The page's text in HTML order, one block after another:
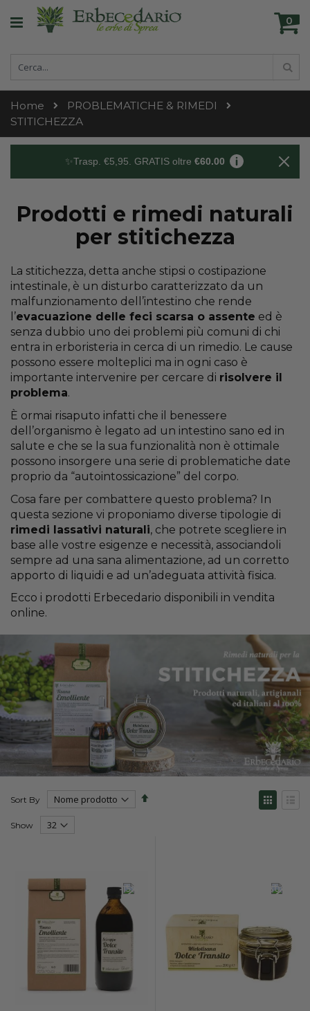
to
Content
0
Home
PROBLEMATICHE & RIMEDI
STITICHEZZA
✨Trasp. €5,95. GRATIS oltre €60.00
Prodotti e rimedi naturali
per stitichezza
La stitichezza, detta anche stipsi o costipazione
intestinale, è un disturbo caratterizzato da un
malfunzionamento dell’intestino che rende
l’evacuazione delle feci scarsa o assente ed è
senza dubbio uno dei problemi più comuni di chi
entra in erboristeria in cerca di un rimedio. Le cause
possono essere molteplici ma in ogni caso è
importante intervenire per cercare di risolvere il
problema.
È ormai risaputo infatti che il benessere
dell’organismo è legato ad un intestino sano ed in
salute e che se la sua funzionalità non è ottimale
possono insorgere una serie di problematiche date
proprio da “autointossicazione” del corpo.
Cosa fare per combattere questo problema? In
questa sezione vi proponiamo diverse tipologie di
rimedi lassativi naturali, che potrete scegliere in
base alle vostre esigenze e necessità, associandoli
sempre ad una sana alimentazione, ad un corretto
apporto di liquidi e ad un’adeguata attività fisica.
Ecco i prodotti Erbecedario disponibili in vendita
online.
Sort By
Set
Show
-15% -30%